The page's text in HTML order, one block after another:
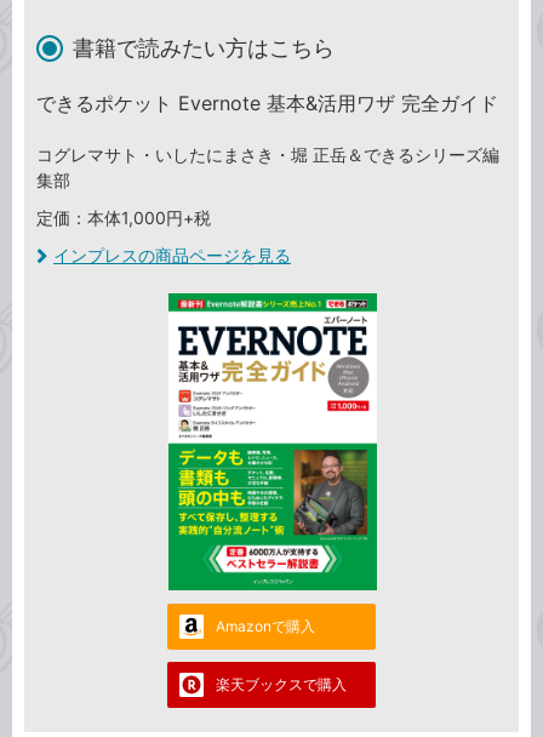
書籍で読みたい方はこちら
できるポケット Evernote 基本&活用ワザ 完全ガイド
コグレマサト・いしたにまさき・堀 正岳＆できるシリーズ編
集部
定価：本体1,000円+税
インプレスの商品ページを見る
Amazonで購入
楽天ブックスで購入